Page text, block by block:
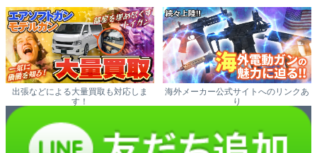
出張などによる大量買取も対応しま
す！
海外メーカー公式サイトへのリンクあ
り